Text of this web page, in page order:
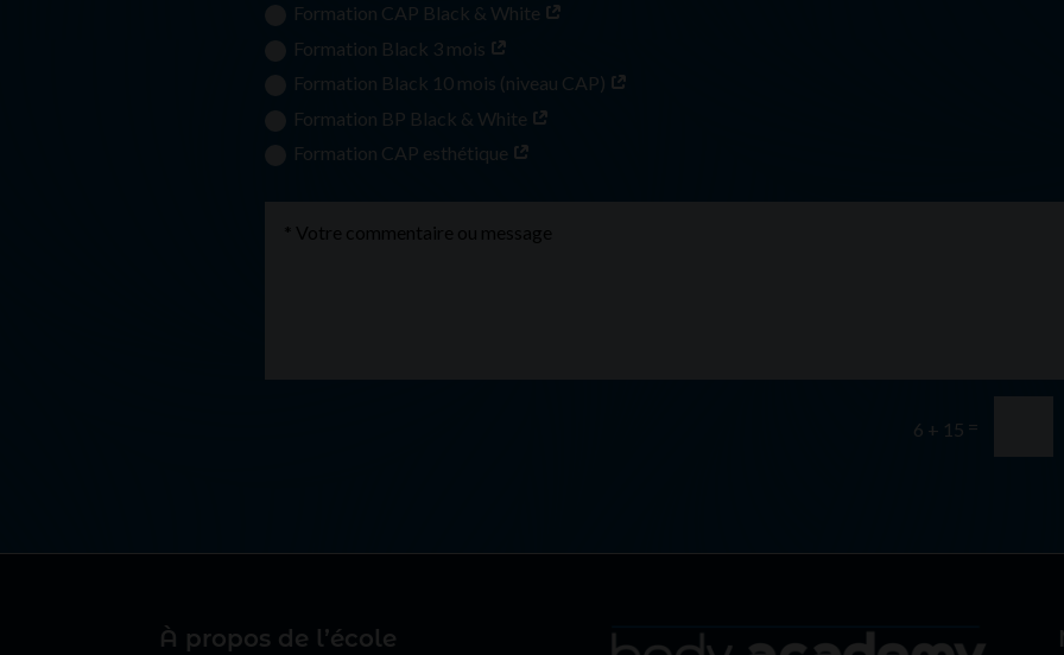
Formation CAP Black & White
Formation Black 3 mois
Formation Black 10 mois (niveau CAP)
Formation BP Black & White
Formation CAP esthétique
6 + 15 =
À propos de l’école